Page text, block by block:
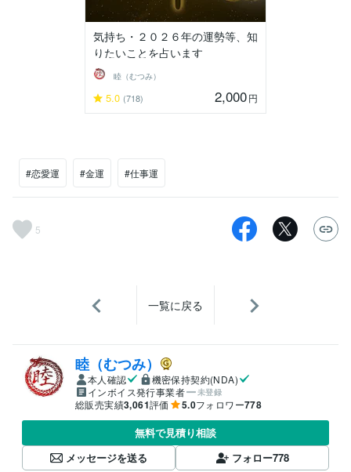
気持ち・２０２６年の運勢等、知
りたいことを占います
睦（むつみ）
5.0 (718) 2,000円
#恋愛運 #金運 #仕事運
5
一覧に戻る
睦（むつみ）
本人確認
機密保持契約(NDA)
インボイス発行事業者
未登録
総販売実績3,061評価 5.0フォロワー778
無料で見積り相談
メッセージを送る
フォロー778